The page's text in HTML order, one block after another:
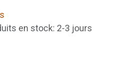
en stock: 2-3 jours